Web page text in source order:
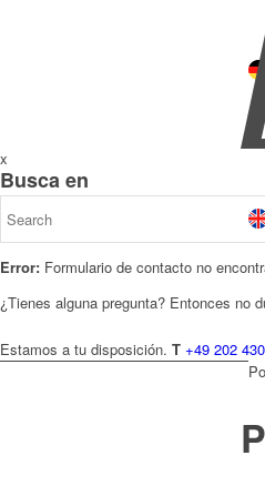
x
Busca en
Error: Formulario de contacto no
¿Tienes alguna pregunta? Entonces no
Estamos a tu disposición. T +49 202